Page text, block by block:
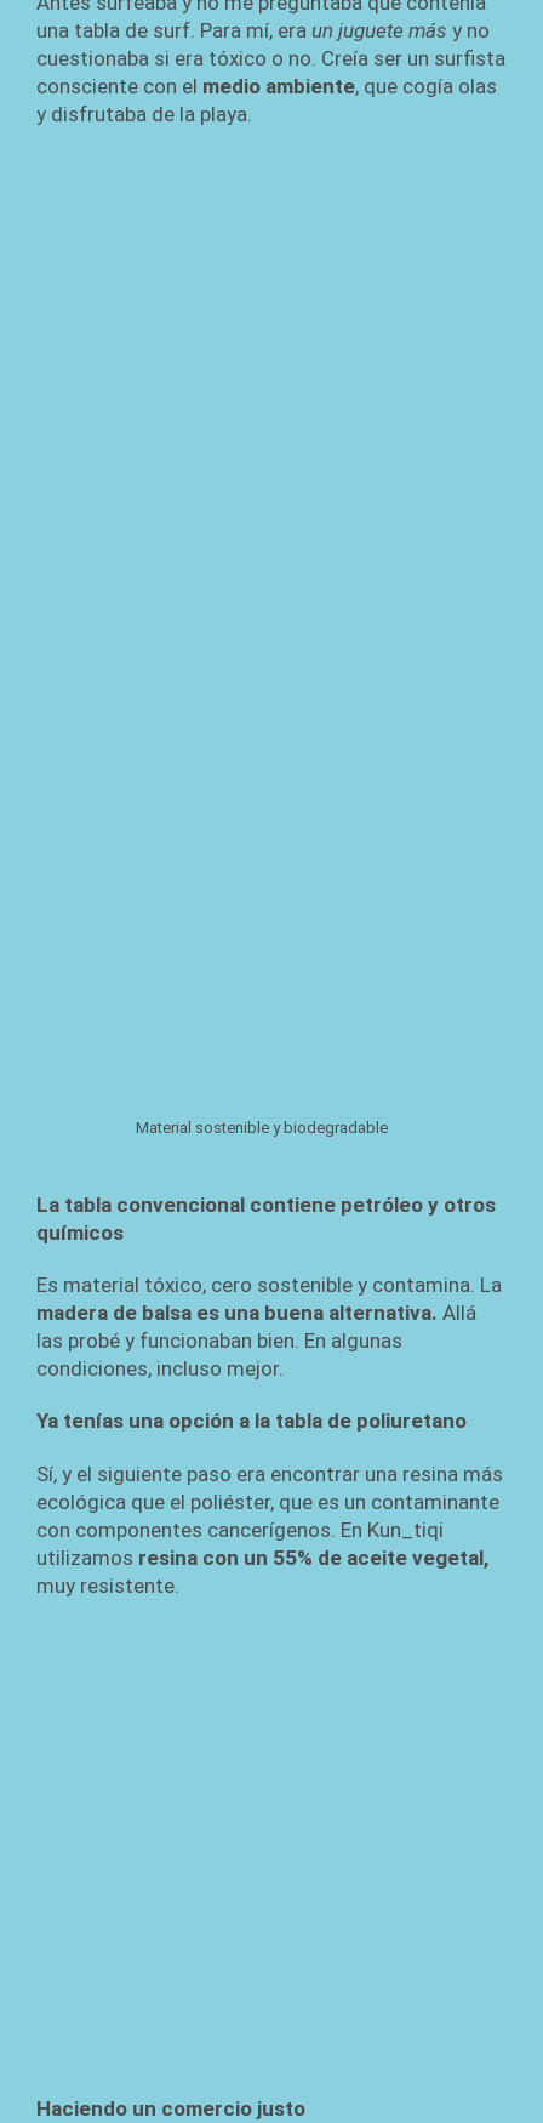
una tabla de surf. Para mí, era un juguete más y no
cuestionaba si era tóxico o no. Creía ser un surfista
consciente con el medio ambiente, que cogía olas
y disfrutaba de la playa.
Material sostenible y biodegradable
La tabla convencional contiene petróleo y otros
químicos
Es material tóxico, cero sostenible y contamina. La
madera de balsa es una buena alternativa. Allá
las probé y funcionaban bien. En algunas
condiciones, incluso mejor.
Ya tenías una opción a la tabla de poliuretano
Sí, y el siguiente paso era encontrar una resina más
ecológica que el poliéster, que es un contaminante
con componentes cancerígenos. En Kun_tiqi
utilizamos resina con un 55% de aceite vegetal,
muy resistente.
Haciendo un comercio justo